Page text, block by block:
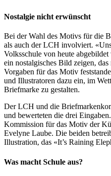
Nostalgie nicht erwünscht
Bei der Wahl des Motivs für die
als auch der LCH involviert.
Volksschule von heute
ein nostalgisches Bild zeigen,
Vorgaben für das Motiv
und Illustratoren dazu ein, im
Briefmarke zu gestalten.
Der LCH und die
und bewerteten die drei
Kommission für das Motiv der
Evelyne Laube. Die beiden
Illustration, das «It’s Raining
Was macht Schule aus?